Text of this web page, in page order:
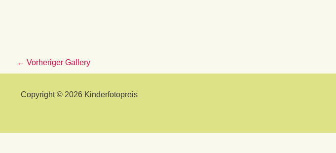
← Vorheriger Gallery
Copyright © 2026 Kinderfotopreis